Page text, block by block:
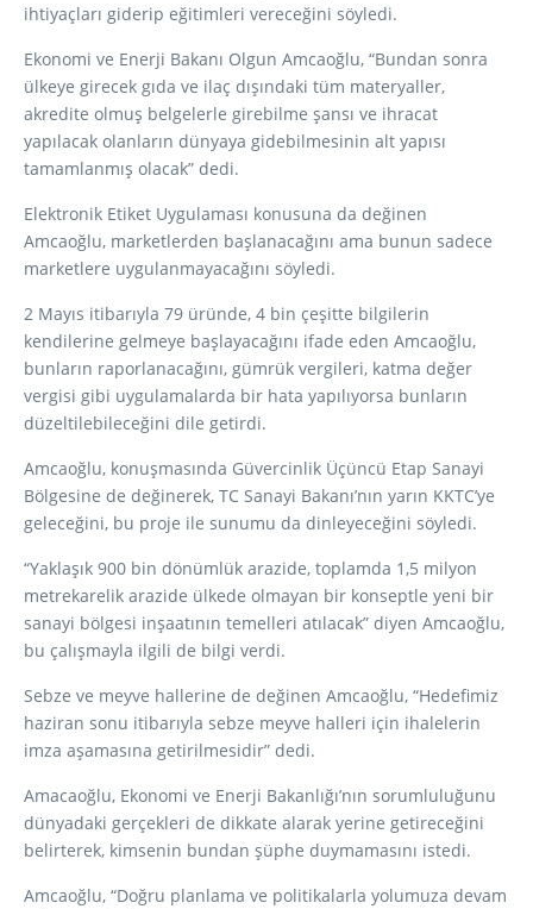
ihtiyaçları giderip eğitimleri vereceğini söyledi.
Ekonomi ve Enerji Bakanı Olgun Amcaoğlu, “Bundan sonra
ülkeye girecek gıda ve ilaç dışındaki tüm materyaller,
akredite olmuş belgelerle girebilme şansı ve ihracat
yapılacak olanların dünyaya gidebilmesinin alt yapısı
tamamlanmış olacak” dedi.
Elektronik Etiket Uygulaması konusuna da değinen
Amcaoğlu, marketlerden başlanacağını ama bunun sadece
marketlere uygulanmayacağını söyledi.
2 Mayıs itibarıyla 79 üründe, 4 bin çeşitte bilgilerin
kendilerine gelmeye başlayacağını ifade eden Amcaoğlu,
bunların raporlanacağını, gümrük vergileri, katma değer
vergisi gibi uygulamalarda bir hata yapılıyorsa bunların
düzeltilebileceğini dile getirdi.
Amcaoğlu, konuşmasında Güvercinlik Üçüncü Etap Sanayi
Bölgesine de değinerek, TC Sanayi Bakanı’nın yarın KKTC’ye
geleceğini, bu proje ile sunumu da dinleyeceğini söyledi.
“Yaklaşık 900 bin dönümlük arazide, toplamda 1,5 milyon
metrekarelik arazide ülkede olmayan bir konseptle yeni bir
sanayi bölgesi inşaatının temelleri atılacak” diyen Amcaoğlu,
bu çalışmayla ilgili de bilgi verdi.
Sebze ve meyve hallerine de değinen Amcaoğlu, “Hedefimiz
haziran sonu itibarıyla sebze meyve halleri için ihalelerin
imza aşamasına getirilmesidir” dedi.
Amacaoğlu, Ekonomi ve Enerji Bakanlığı’nın sorumluluğunu
dünyadaki gerçekleri de dikkate alarak yerine getireceğini
belirterek, kimsenin bundan şüphe duymamasını istedi.
Amcaoğlu, “Doğru planlama ve politikalarla yolumuza devam